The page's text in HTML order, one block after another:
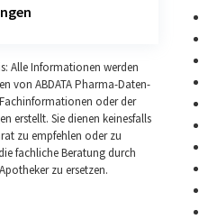
Alle Informationen werden
von ABDATA Pharma-Daten-
oder der
erstellt. Sie dienen keinesfalls
zu empfehlen oder zu
fachliche Beratung durch
zu ersetzen.